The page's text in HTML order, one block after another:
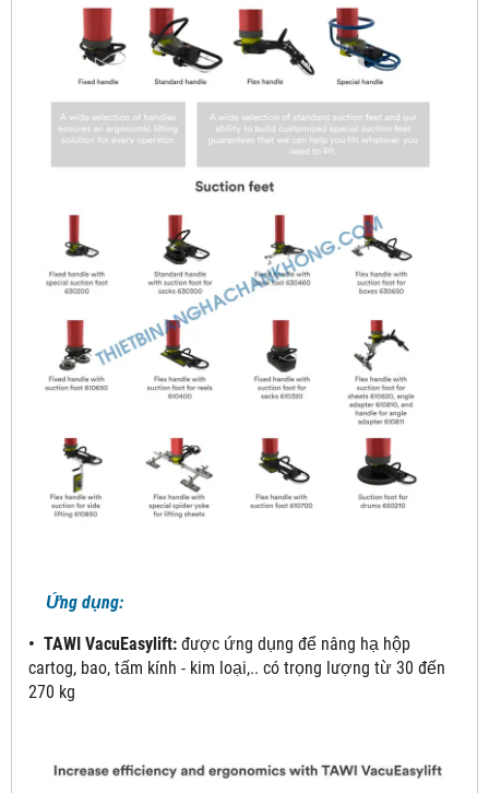
Ứng dụng:
• TAWI VacuEasylift: được ứng dụng để nâng hạ hộp
cartog, bao, tấm kính - kim loại,.. có trọng lượng từ 30 đến
270 kg